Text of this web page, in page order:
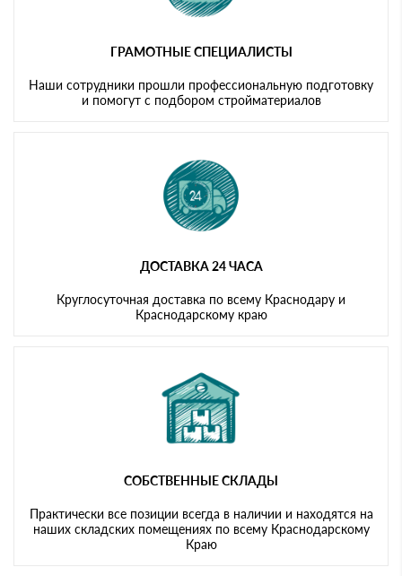
ГРАМОТНЫЕ СПЕЦИАЛИСТЫ
Наши сотрудники прошли профессиональную подготовку
и помогут с подбором стройматериалов
ДОСТАВКА 24 ЧАСА
Круглосуточная доставка по всему Краснодару и
Краснодарскому краю
СОБСТВЕННЫЕ СКЛАДЫ
Практически все позиции всегда в наличии и находятся на
наших складских помещениях по всему Краснодарскому
Краю